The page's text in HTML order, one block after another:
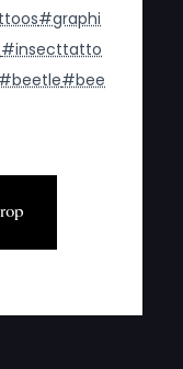
#graphi
#insecttatto
#beetle#bee
rop